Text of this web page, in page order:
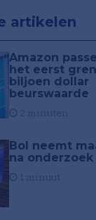
artikelen
Amazon
het eerst
biljoen dollar
beurswaarde
Bol neemt
na onderzoek